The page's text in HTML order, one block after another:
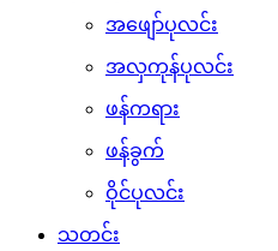
အဖျော်ပုလင်း
အလှကုန်ပုလင်း
ဖန်ကရား
ဖန်ခွက်
ဝိုင်ပုလင်း
သတင်း